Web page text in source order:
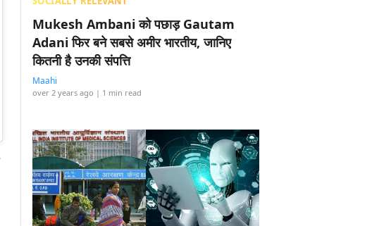
Mukesh Ambani को पछाड़ Gautam
Adani फिर बने सबसे अमीर भारतीय, जानिए
कितनी है उनकी संपत्ति
Maahi
over 2 years ago | 1 min read